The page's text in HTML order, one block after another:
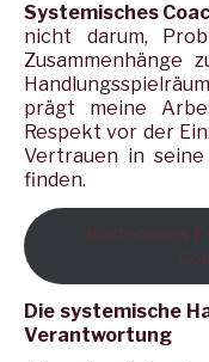
Systemisches
nicht darum,
Zusammenhänge
prägt meine
Respekt vor der
Vertrauen in
finden.
Kostenloses
Die systemische
Verantwortung